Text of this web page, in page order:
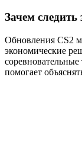
Зачем
Обновления CS2
экономические
помогает